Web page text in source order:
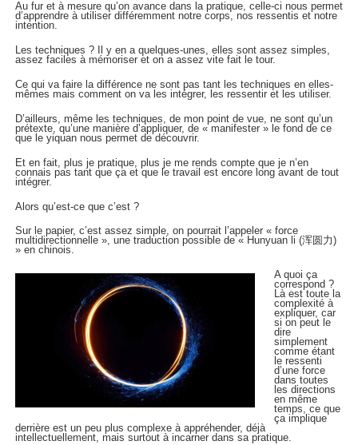
Au fur et à mesure qu’on avance dans la pratique, celle-ci nous permet
d’apprendre à utiliser différemment notre corps, nos ressentis et notre
intention.
Les techniques ? Il y en a quelques-unes, elles sont assez simples,
assez faciles à mémoriser et on a assez vite fait le tour.
Ce qui va faire la différence ne sont pas tant les techniques en elles-
mêmes mais comment on va les intégrer, les ressentir et les utiliser.
D’ailleurs, même les techniques, de mon point de vue, ne sont qu’un
prétexte, qu’une manière d’appliquer, de « manifester » le fond de ce
que le yiquan nous permet de découvrir.
Et en fait, plus je pratique, plus je me rends compte que je n’en
connais pas tant que ça et que le travail est encore long avant de tout
intégrer.
Alors qu’est-ce que c’est ?
Sur le papier, c’est assez simple, on pourrait l’appeler « force
multidirectionnelle », une traduction possible de « Hunyuan li (浑圆力)
» en chinois.
A quoi ça
correspond ?
Là est toute la
complexité à
expliquer, car
si on peut le
dire
simplement
comme étant
le ressenti
d’une force
dans toutes
les directions
en même
temps, ce que
ça implique
derrière est un peu plus complexe à appréhender, déjà
intellectuellement, mais surtout à incarner dans sa pratique.